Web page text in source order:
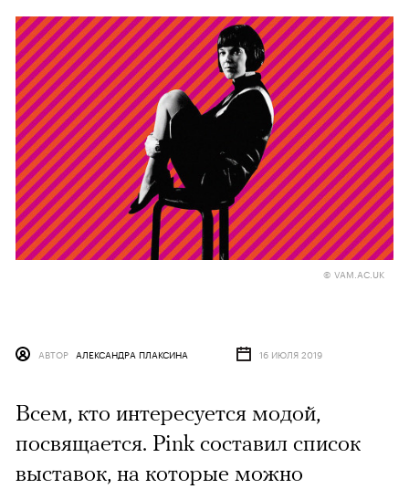
© VAM.AC.UK
АВТОР АЛЕКСАНДРА ПЛАКСИНА 16 ИЮЛЯ 2019
Всем, кто интересуется модой,
посвящается. Pink составил список
выставок, на которые можно